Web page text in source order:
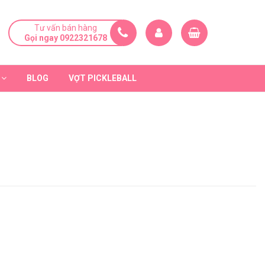
Tư vấn bán hàng
Gọi ngay 0922321678
BLOG VỢT PICKLEBALL